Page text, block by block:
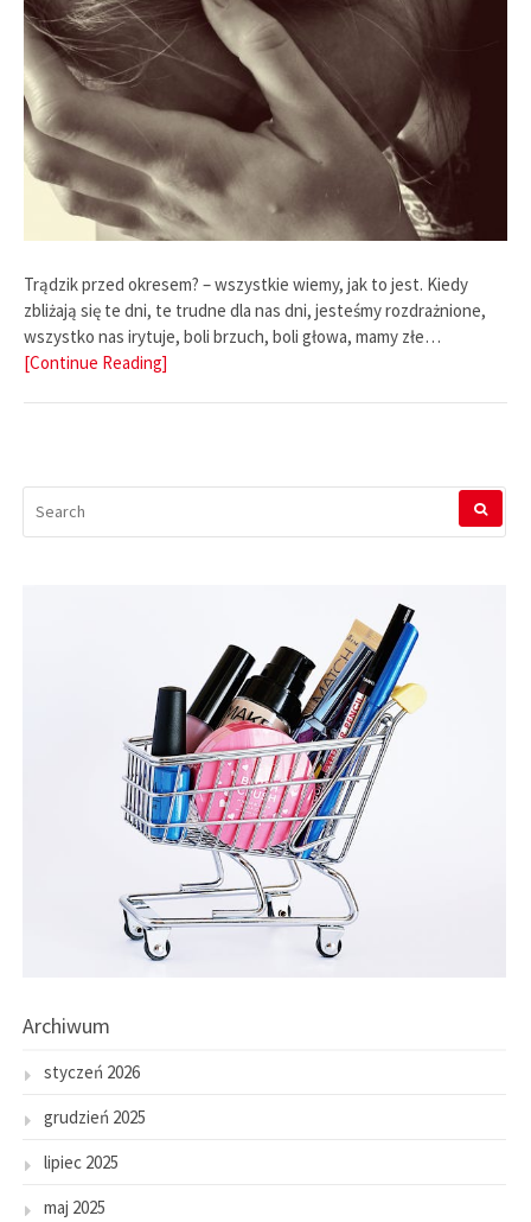
Trądzik przed okresem? – wszystkie wiemy, jak to jest. Kiedy
zbliżają się te dni, te trudne dla nas dni, jesteśmy rozdrażnione,
wszystko nas irytuje, boli brzuch, boli głowa, mamy złe…
[Continue Reading]
FOR:
Archiwum
styczeń 2026
grudzień 2025
lipiec 2025
maj 2025